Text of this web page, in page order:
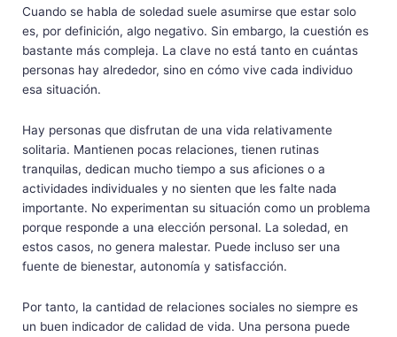
Cuando se habla de soledad suele asumirse que estar solo
es, por definición, algo negativo. Sin embargo, la cuestión es
bastante más compleja. La clave no está tanto en cuántas
personas hay alrededor, sino en cómo vive cada individuo
esa situación.
Hay personas que disfrutan de una vida relativamente
solitaria. Mantienen pocas relaciones, tienen rutinas
tranquilas, dedican mucho tiempo a sus aficiones o a
actividades individuales y no sienten que les falte nada
importante. No experimentan su situación como un problema
porque responde a una elección personal. La soledad, en
estos casos, no genera malestar. Puede incluso ser una
fuente de bienestar, autonomía y satisfacción.
Por tanto, la cantidad de relaciones sociales no siempre es
un buen indicador de calidad de vida. Una persona puede